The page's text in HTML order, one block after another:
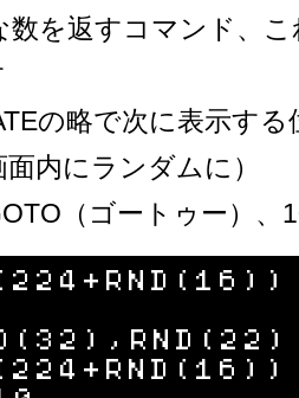
数を返すコマンド、
の略で次に表示す
内にランダムに）
（ゴートゥー）、